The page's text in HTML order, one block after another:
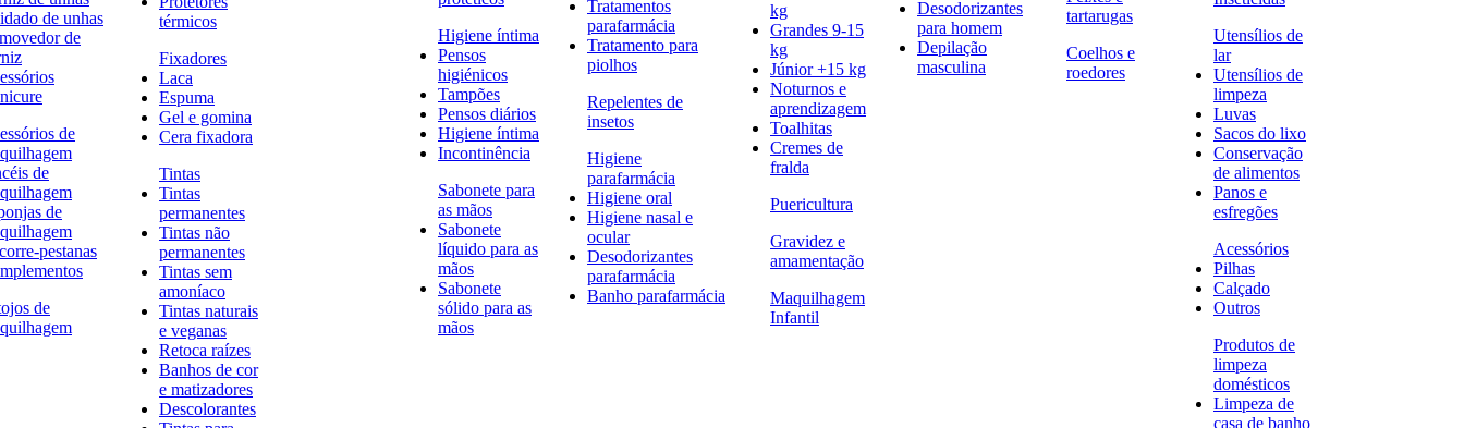
de unhas
de
de
de
de
pestanas
de
térmicos
Fixadores
Laca
Espuma
Gel e gomina
Cera fixadora
Tintas
Tintas
permanentes
Tintas não
permanentes
Tintas sem
amoníaco
Tintas naturais
e veganas
Retoca raízes
Banhos de cor
e matizadores
Descolorantes
Higiene íntima
Pensos
higiénicos
Tampões
Pensos diários
Higiene íntima
Incontinência
Sabonete para
as mãos
Sabonete
líquido para as
mãos
Sabonete
sólido para as
mãos
Tratamentos
parafarmácia
Tratamento para
piolhos
Repelentes de
insetos
Higiene
parafarmácia
Higiene oral
Higiene nasal e
ocular
Desodorizantes
parafarmácia
Banho parafarmácia
kg
Grandes 9-15
kg
Júnior +15 kg
Noturnos e
aprendizagem
Toalhitas
Cremes de
fralda
Puericultura
Gravidez e
amamentação
Maquilhagem
Infantil
Desodorizantes
para homem
Depilação
masculina
tartarugas
Coelhos e
roedores
Utensílios de
lar
Utensílios de
limpeza
Luvas
Sacos do lixo
Conservação
de alimentos
Panos e
esfregões
Acessórios
Pilhas
Calçado
Outros
Produtos de
limpeza
domésticos
Limpeza de
casa de banho